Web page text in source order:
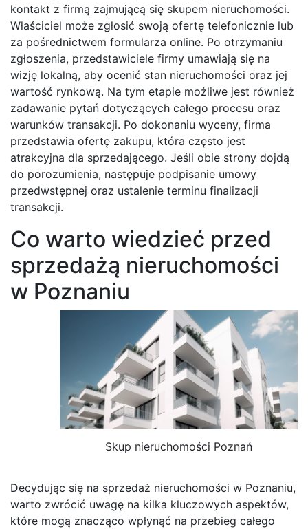
kontakt z firmą zajmującą się skupem nieruchomości.
Właściciel może zgłosić swoją ofertę telefonicznie lub
za pośrednictwem formularza online. Po otrzymaniu
zgłoszenia, przedstawiciele firmy umawiają się na
wizję lokalną, aby ocenić stan nieruchomości oraz jej
wartość rynkową. Na tym etapie możliwe jest również
zadawanie pytań dotyczących całego procesu oraz
warunków transakcji. Po dokonaniu wyceny, firma
przedstawia ofertę zakupu, która często jest
atrakcyjna dla sprzedającego. Jeśli obie strony dojdą
do porozumienia, następuje podpisanie umowy
przedwstępnej oraz ustalenie terminu finalizacji
transakcji.
Co warto wiedzieć przed
sprzedażą nieruchomości
w Poznaniu
Skup nieruchomości Poznań
Decydując się na sprzedaż nieruchomości w Poznaniu,
warto zwrócić uwagę na kilka kluczowych aspektów,
które mogą znacząco wpłynąć na przebieg całego